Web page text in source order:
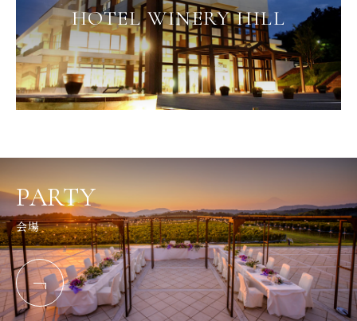
HOTEL WINERY HILL
PARTY
会場